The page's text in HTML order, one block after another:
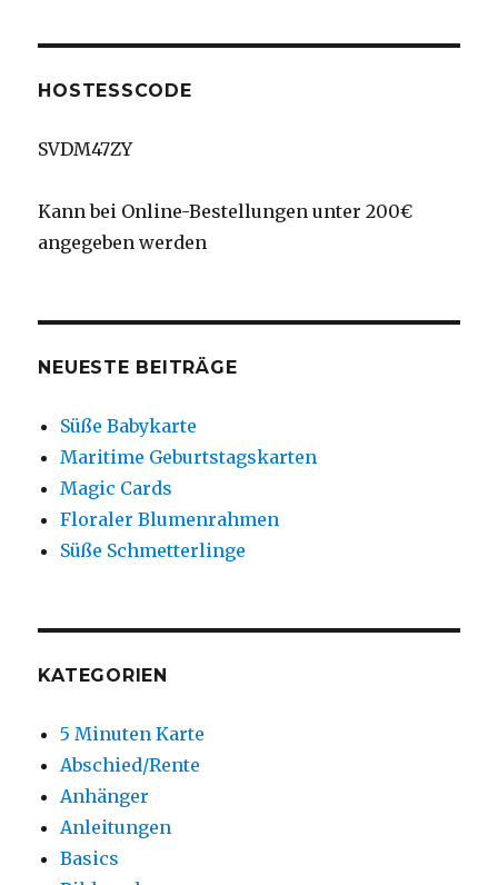
HOSTESSCODE
SVDM47ZY
Kann bei Online-Bestellungen unter 200€
angegeben werden
NEUESTE BEITRÄGE
Süße Babykarte
Maritime Geburtstagskarten
Magic Cards
Floraler Blumenrahmen
Süße Schmetterlinge
KATEGORIEN
5 Minuten Karte
Abschied/Rente
Anhänger
Anleitungen
Basics